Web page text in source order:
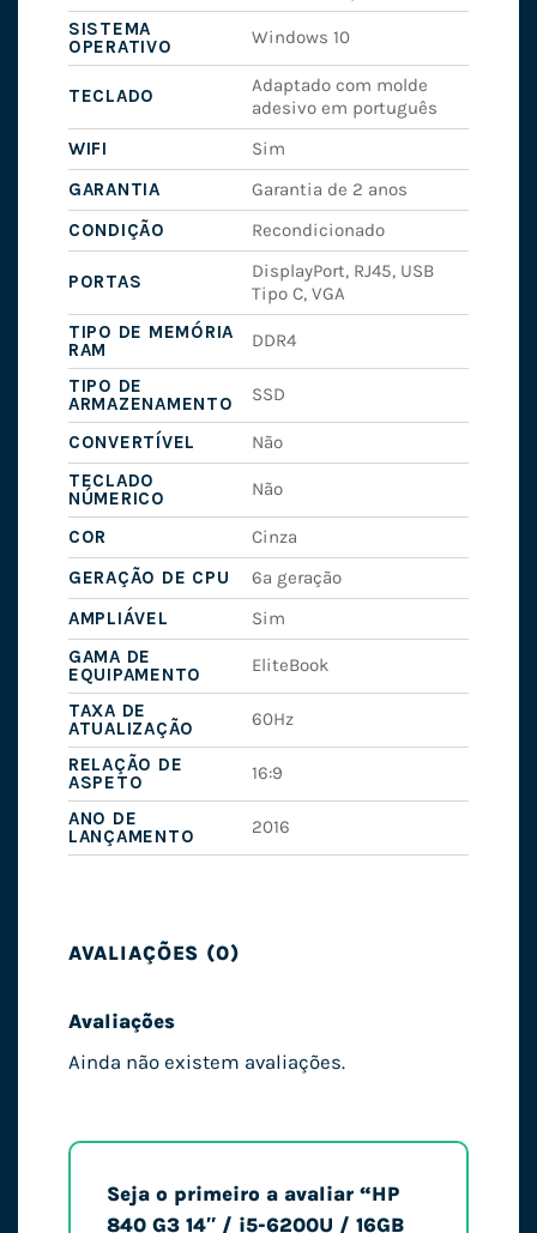
SISTEMA
OPERATIVO
Windows 10
TECLADO
Adaptado com molde
adesivo em português
WIFI
Sim
GARANTIA
Garantia de 2 anos
CONDIÇÃO
Recondicionado
PORTAS
DisplayPort, RJ45, USB
Tipo C, VGA
TIPO DE MEMÓRIA
RAM
DDR4
TIPO DE
ARMAZENAMENTO
SSD
CONVERTÍVEL
Não
TECLADO
NÚMERICO
Não
COR
Cinza
GERAÇÃO DE CPU
6ª geração
AMPLIÁVEL
Sim
GAMA DE
EQUIPAMENTO
EliteBook
TAXA DE
ATUALIZAÇÃO
60Hz
RELAÇÃO DE
ASPETO
16:9
ANO DE
LANÇAMENTO
2016
AVALIAÇÕES (0)
Avaliações
Ainda não existem avaliações.
Seja o primeiro a avaliar “HP
840 G3 14″ / i5-6200U / 16GB